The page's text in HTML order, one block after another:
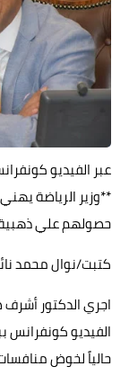
عبر الفيديو
**وزير الرياضة
حصولهم علي ذهبية
كتبت/نوال محمد
اجري الدكتور أشرف
الفيديو كونفرانس
حالياً لخوض